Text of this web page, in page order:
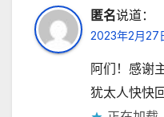
匿名说道：
2023年2月27
阿们！感谢
犹太人快快